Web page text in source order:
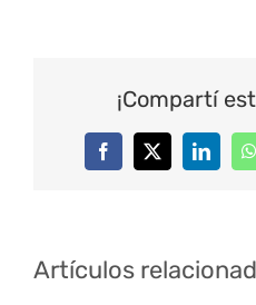
¡Compartí
FacebookTwitterLinkedIn
Artículos